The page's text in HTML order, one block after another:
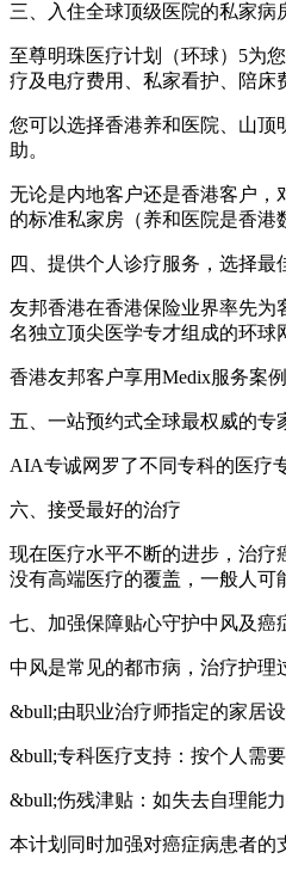
三、入住全球顶级医院的私家病
至尊明珠医疗计划（环球）5为
疗及电疗费用、私家看护、陪床
您可以选择香港养和医院、山顶
助。
无论是内地客户还是香港客户，
的标准私家房（养和医院是香
四、提供个人诊疗服务，选择最
友邦香港在香港保险业界率先为
名独立顶尖医学专才组成的环球
香港友邦客户享用Medix服务案例
五、一站预约式全球最权威的专
AIA专诚网罗了不同专科的医疗
六、接受最好的治疗
现在医疗水平不断的进步，治疗
没有高端医疗的覆盖，一般人可
七、加强保障贴心守护中风及癌
中风是常见的都市病，治疗护理
&bull;由职业治疗师指定的家居
&bull;专科医疗支持：按个人需
&bull;伤残津贴：如失去自理能
本计划同时加强对癌症病患者的